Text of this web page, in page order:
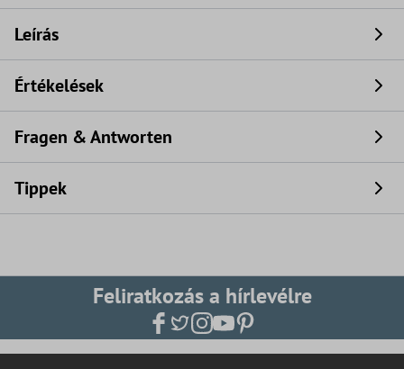
Leírás
Értékelések
Fragen & Antworten
Tippek
Feliratkozás a hírlevélre